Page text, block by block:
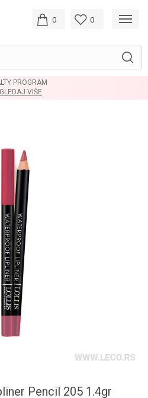
0 0
PROGRAM
VIŠE
Pencil 205 1.4gr